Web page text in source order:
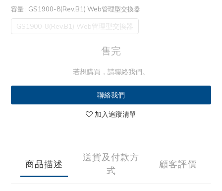
容量 : GS1900-8(Rev.B1) Web管理型交換器
GS1900-8(Rev.B1) Web管理型交換器
售完
若想購買，請聯絡我們。
聯絡我們
加入追蹤清單
商品描述
送貨及付款方
式
顧客評價